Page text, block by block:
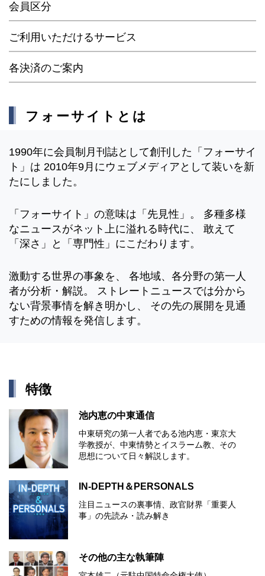
会員区分
ご利用いただけるサービス
各決済のご案内
フォーサイトとは
1990年に会員制月刊誌として創刊した「フォーサイ
ト」は 2010年9月にウェブメディアとして装いを新
たにしました。
「フォーサイト」の意味は「先見性」。 多種多様
なニュースがネット上に溢れる時代に、 敢えて
「深さ」と「専門性」にこだわります。
激動する世界の事象を、 各地域、各分野の第一人
者が分析・解説。 ストレートニュースでは分から
ない背景事情を解き明かし、 その先の展開を見通
すための情報を発信します。
特徴
池内恵の中東通信
中東研究の第⼀⼈者である池内恵・東京⼤
学教授が、中東情勢とイスラーム教、その
思想について⽇々解説します。
IN-DEPTH＆PERSONALS
注目ニュースの裏事情、政官財界「重要人
事」の先読み・読み解き
その他の主な執筆陣